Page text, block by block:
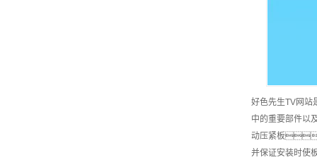
好色先生TV网
中的重要部件
动压紧板
并保证安装时